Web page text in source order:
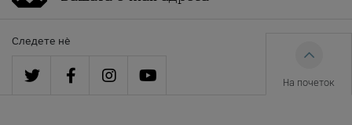
Следете нè
На почеток